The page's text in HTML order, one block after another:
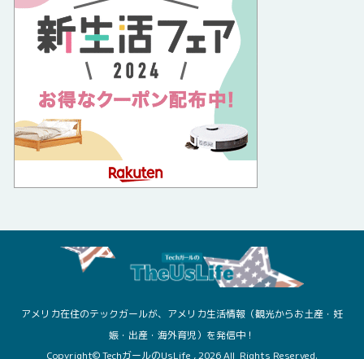
アメリカ在住のテックガールが、アメリカ生活情報（観光からお土産・妊
娠・出産・海外育児）を発信中！
Copyright© TechガールのUsLife , 2026 All Rights Reserved.